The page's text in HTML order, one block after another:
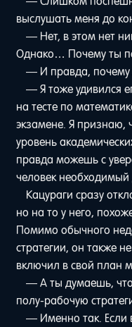
выслушать меня до
— Нет, в этом нет
Однако… Почему ты
— И правда, почему
— Я тоже удивился
на тесте по
экзамене. Я признаю,
уровень
правда можешь с
человек
Кацураги сразу
но на то у него,
Помимо обычного
стратегии, он также
включил в свой план
— А ты думаешь,
полу-рабочую
— Именно так. Если